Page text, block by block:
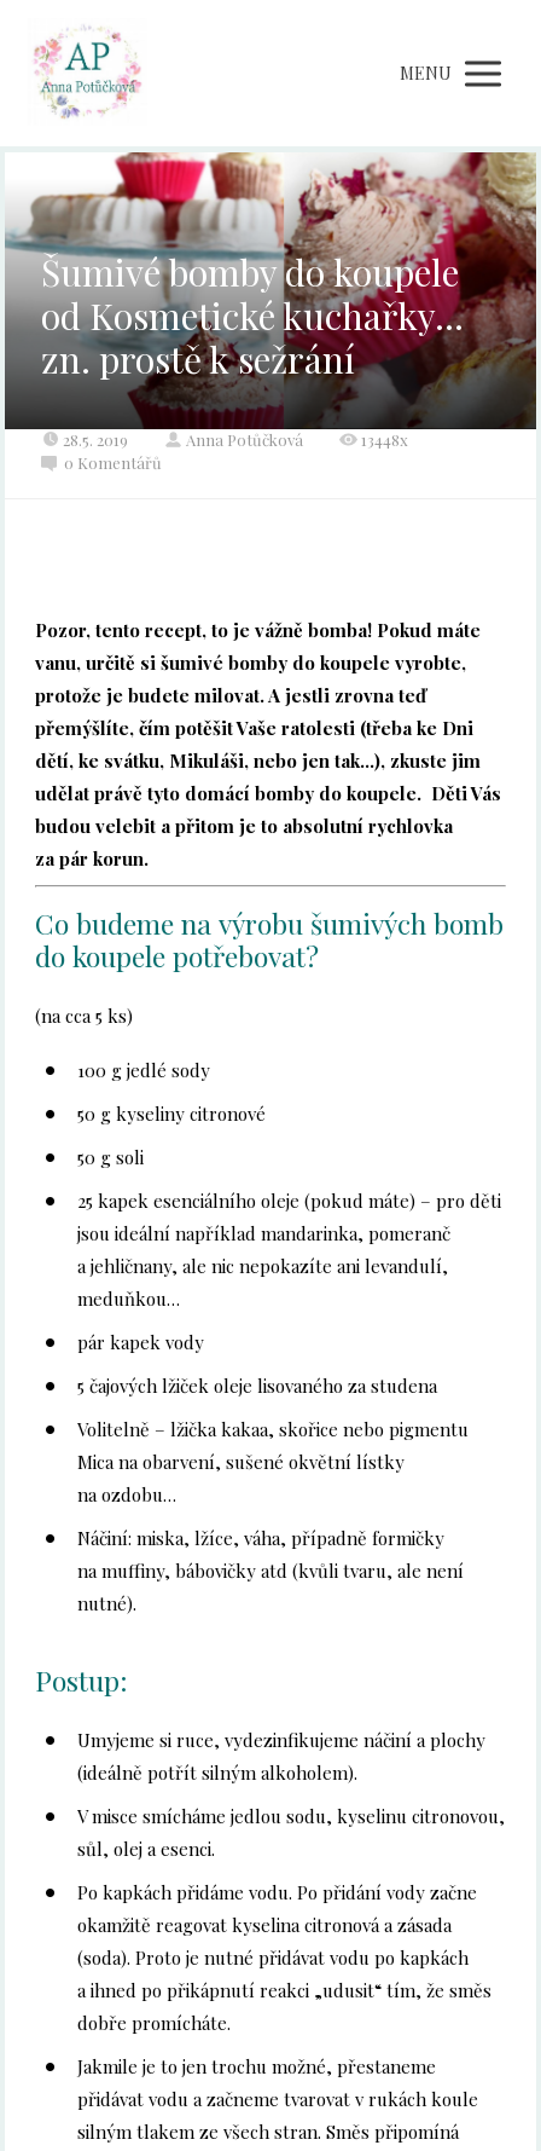
MENU
Šumivé bomby do koupele
od Kosmetické kuchařky…
zn. prostě k sežrání
28.5. 2019 Anna Potůčková
13448x
0 Komentářů
Pozor, tento recept, to je vážně bomba! Pokud máte
vanu, určitě si šumivé bomby do koupele vyrobte,
protože je budete milovat. A jestli zrovna teď
přemýšlíte, čím potěšit Vaše ratolesti (třeba ke Dni
dětí, ke svátku, Mikuláši, nebo jen tak…), zkuste jim
udělat právě tyto domácí bomby do koupele. Děti Vás
budou velebit a přitom je to absolutní rychlovka
za pár korun.
Co budeme na výrobu šumivých bomb
do koupele potřebovat?
(na cca 5 ks)
100 g jedlé sody
50 g kyseliny citronové
50 g soli
25 kapek esenciálního oleje (pokud máte) – pro děti
jsou ideální například mandarinka, pomeranč
a jehličnany, ale nic nepokazíte ani levandulí,
meduňkou…
pár kapek vody
5 čajových lžiček oleje lisovaného za studena
Volitelně – lžička kakaa, skořice nebo pigmentu
Mica na obarvení, sušené okvětní lístky
na ozdobu…
Náčiní: miska, lžíce, váha, případně formičky
na muffiny, bábovičky atd (kvůli tvaru, ale není
nutné).
Postup:
Umyjeme si ruce, vydezinfikujeme náčiní a plochy
(ideálně potřít silným alkoholem).
V misce smícháme jedlou sodu, kyselinu citronovou,
sůl, olej a esenci.
Po kapkách přidáme vodu. Po přidání vody začne
okamžitě reagovat kyselina citronová a zásada
(soda). Proto je nutné přidávat vodu po kapkách
a ihned po přikápnutí reakci „udusit“ tím, že směs
dobře promícháte.
Jakmile je to jen trochu možné, přestaneme
přidávat vodu a začneme tvarovat v rukách koule
silným tlakem ze všech stran. Směs připomíná